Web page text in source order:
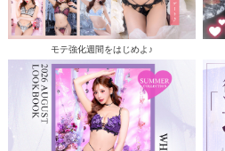
モテ強化週間をはじめよ♪